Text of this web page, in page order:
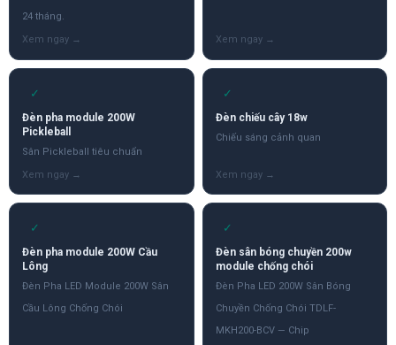
24 tháng.
✓
Đèn pha module 200W
Pickleball
Sân Pickleball tiêu chuẩn
✓
Đèn chiếu cây 18w
Chiếu sáng cảnh quan
✓
Đèn pha module 200W Cầu
Lông
Đèn Pha LED Module 200W Sân
Cầu Lông Chống Chói
✓
Đèn sân bóng chuyền 200w
module chống chói
Đèn Pha LED 200W Sân Bóng
Chuyền Chống Chói TDLF-
MKH200-BCV — Chip